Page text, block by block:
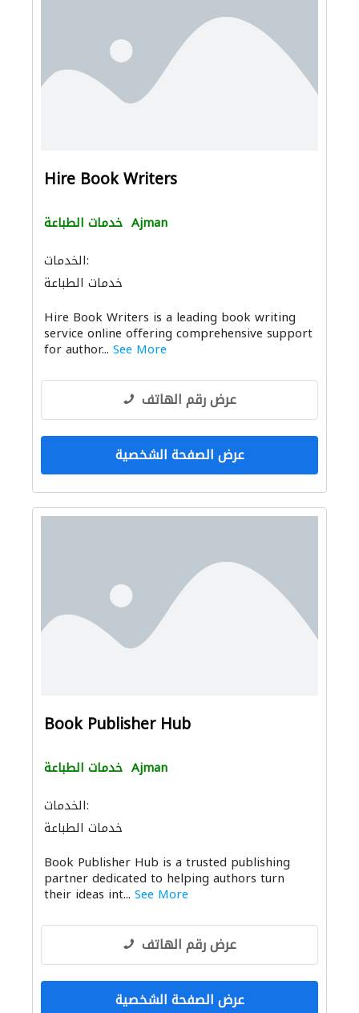
Hire Book Writers
خدمات الطباعة Ajman
الخدمات:
خدمات الطباعة
Hire Book Writers is a leading book writing
service online offering comprehensive support
for author... See More
عرض رقم الهاتف
عرض الصفحة الشخصية
Book Publisher Hub
خدمات الطباعة Ajman
الخدمات:
خدمات الطباعة
Book Publisher Hub is a trusted publishing
partner dedicated to helping authors turn
their ideas int... See More
عرض رقم الهاتف
عرض الصفحة الشخصية